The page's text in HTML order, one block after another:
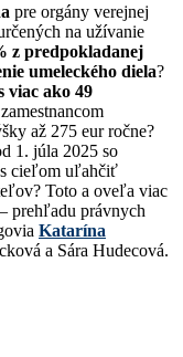
pre orgány verejnej
na užívanie
z predpokladanej
umeleckého diela?
viac ako 49
až 275 eur ročne?
1. júla 2025 so
s cieľom uľahčiť
Toto a oveľa viac
prehľadu právnych
Katarína
a Sára Hudecová.